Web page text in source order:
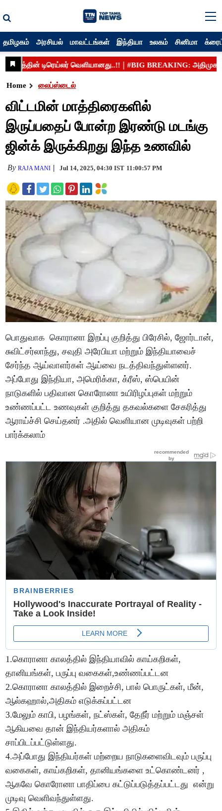
தமிழகம் அரசியல் மாவட்டங்கள் இந்தியா உலகம் சினிமா
Home லைப்ஸ்டைல்
விட்டமின் மாத்திரைகளில்
இருப்பதைப் போன்ற இரண்டு மடங்கு
ஜின்க் இருக்கிறது இந்த உணவில்
ByRAJA MANI Jul 14, 2025, 04:30 IST 11:00:57 PM
பொதுவாக கொரானா இறப்பு குறித்து பிரேசில், ஜோர்டான்,
சுவிட்சர்லாந்து, சவுதி அரேபியா மற்றும் இந்தியாவைச்
சேர்ந்த ஆய்வாளர்கள் ஆய்வை நடத்திவந்துள்ளனர்.
அப்போது இந்தியா, அமெரிக்கா, க்ரீஸ், ஸ்பெயின்
நாடுகளில் பதிவான கொரோனா உயிரிழப்புகள் மற்றும்
உண்ணப்பட்ட உணவுகள் குறித்து தகவல்களை சேகரித்து
ஆராய்ச்சி செய்தனர் .அதில் வெளியான முடிவுகள் பற்றி
பார்க்கலாம்
1.கொரானா காலத்தில் இந்தியாவில் காய்கறிகள்,
தானியங்கள், பருப்பு வகைகள்,உண்ணப்பட்டன
2.கொரானா காலத்தில் இறைச்சி, பால் பொருட்கள், மீன்,
ஆல்கஹால்,அதிகம் எடுக்கப்பட்டன
3.மேலும் காபி, பழங்கள், நட்ஸ்கள், தேநீர் மற்றும் மஞ்சள்
ஆகியவை தான் இந்தியர்களால் அதிகம்
சாப்பிடப்பட்டுள்ளது.
4.அப்போது இந்தியர்கள் மற்றைய நாடுகளைவிடவும் பருப்பு
வகைகள், காய்கறிகள், தானியங்களை உட்கொண்டனர் ,
ஆகவே கொரோனா பாதிப்பை கட்டுப்படுத்தப்பட்டது என்று
முடிவு வெளிவந்துள்ளது.